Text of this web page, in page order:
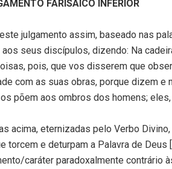
FARISAICO INFERIOR
julgamento assim, baseado nas
aos seus discípulos, dizendo: Na
pois, que vos disserem que
com as suas obras, porque dizem
põem aos ombros dos homens;
acima, eternizadas pelo Verbo
torcem e deturpam a Palavra de
caráter paradoxalmente contrário